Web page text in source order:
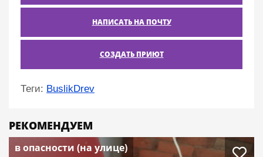
НАПИСАТЬ НА ПОЧТУ
СОЗДАТЬ ПРИЮТ
Теги: BuslikDrev
РЕКОМЕНДУЕМ
в опасности (на улице)